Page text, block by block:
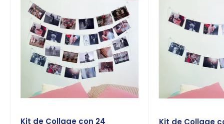
Kit de Collage con 24
Kit de Collage